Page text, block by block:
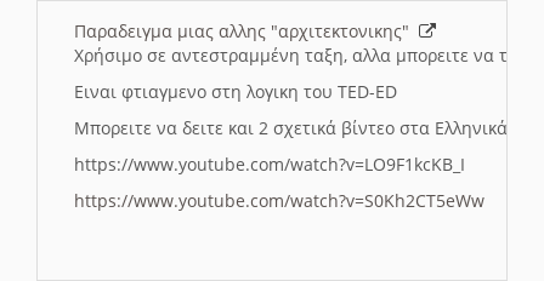
Παραδειγμα μιας αλλης "αρχιτεκτονικης"
Χρήσιμο σε αντεστραμμένη ταξη, αλλα μπορειτε να το
Ειναι φτιαγμενο στη λογικη του TED-ED
Μπορειτε να δειτε και 2 σχετικά βίντεο στα Ελληνικά:
https://www.youtube.com/watch?v=LO9F1kcKB_I
https://www.youtube.com/watch?v=S0Kh2CT5eWw